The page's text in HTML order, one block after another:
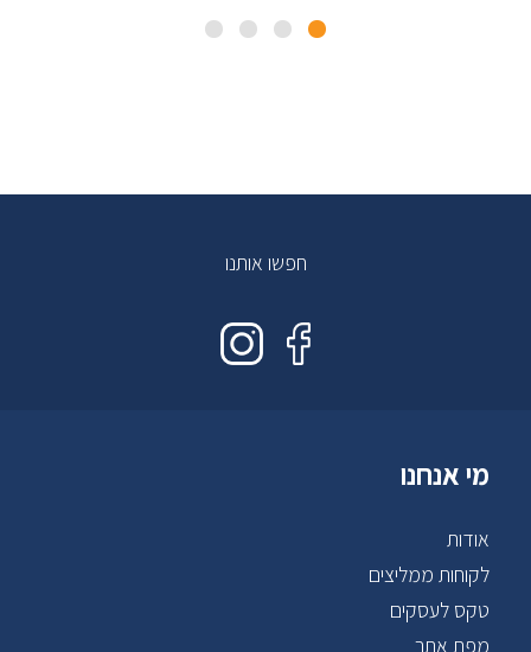
חפשו אותנו
מי אנחנו
אודות
לקוחות ממליצים
טקס לעסקים
מפת אתר